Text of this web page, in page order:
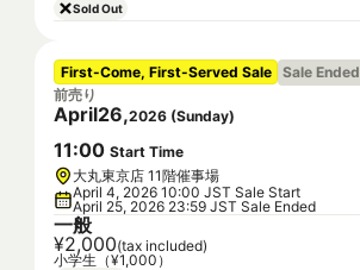
Sold Out
First-Come, First-Served Sale Sale Ended
前売り
April26,2026 (Sunday)
11:00 Start Time
大丸東京店 11階催事場
April 4, 2026 10:00 JST Sale Start
April 25, 2026 23:59 JST Sale Ended
一般
¥2,000(tax included)
小学生（¥1,000）